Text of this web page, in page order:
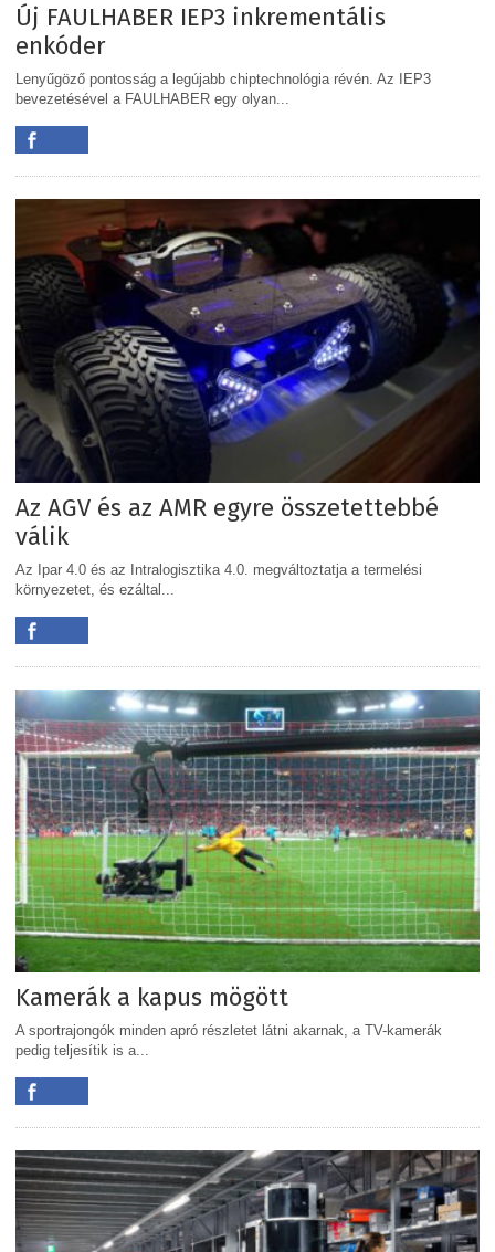
Új FAULHABER IEP3 inkrementális
enkóder
Lenyűgöző pontosság a legújabb chiptechnológia révén. Az IEP3
bevezetésével a FAULHABER egy olyan...
Az AGV és az AMR egyre összetettebbé
válik
Az Ipar 4.0 és az Intralogisztika 4.0. megváltoztatja a termelési
környezetet, és ezáltal...
Kamerák a kapus mögött
A sportrajongók minden apró részletet látni akarnak, a TV-kamerák
pedig teljesítik is a...